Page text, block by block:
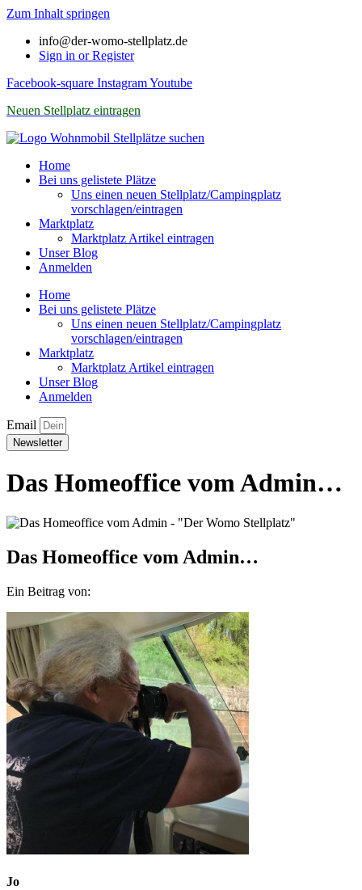
Zum Inhalt springen
info@der-womo-stellplatz.de
Sign in or Register
Facebook-square InstagramYoutube
Neuen Stellplatz eintragen
Home
Bei uns gelistete Plätze
Uns einen neuen Stellplatz/Campingplatz
vorschlagen/eintragen
Marktplatz
Marktplatz Artikel eintragen
Unser Blog
Anmelden
Home
Bei uns gelistete Plätze
Uns einen neuen Stellplatz/Campingplatz
vorschlagen/eintragen
Marktplatz
Marktplatz Artikel eintragen
Unser Blog
Anmelden
Email
Newsletter
Das Homeoffice vom Admin…
Das Homeoffice vom Admin…
Ein Beitrag von:
Jo